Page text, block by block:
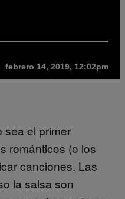
febrero 14, 2019, 12:02pm
sea el primer
románticos (o los
canciones. Las
la salsa son